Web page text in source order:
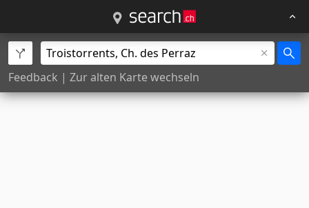
Feedback | Zur alten Karte wechseln